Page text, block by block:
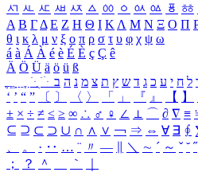
ㅺ ㅻ ㅼ ㅽ ㅾ ㅿ ㆀ ㆁ ㆂ ㆃ ㆄ ㆅ
Α Β ΓΔ Ε Ζ Η Θ Ι ΚΛ Μ Ν Ξ Ο Π
θ ι κ λ μ ν ξ ο π ρ σ τ υ φ χ ψ ω
á à Á À é è É È ç Ç ê
Ä Ö Ü ä ö ü ß
ִֶֹ ֻּ ׁׂ ל ח י ע כ ג ד ש ץ ת צ מ נ ה ב
‘ ’ “ ” 〔 〕 〈 〉 「 」 『 』 【 】
± × ÷ ≠ ≤ ≥ ∞ ∴ ♂ ♀ ∠ ⊥ ⌒ ∂ ∇ ≡
⊆ ⊇ ⊂ ⊃ ∪ ∩ ∧ ∨ ￢ ⇒ ⇔ ∀ ∃ ∮
、
。 · ‥ … ¨ 〃 ― ＼ ∼ ´ ～ ˇ ˘ ˝
；
？ ＾ ｀